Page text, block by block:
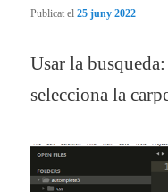
Publicat el25 juny 2022
Usar la busqueda:
selecciona la